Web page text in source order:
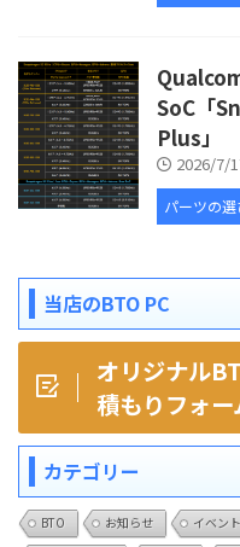
SoC「
Plus」
2026/7/
パーツの
当店のBTO PC
オリジナル
積もりフォー
カテゴリー
BTO お知らせ イベント